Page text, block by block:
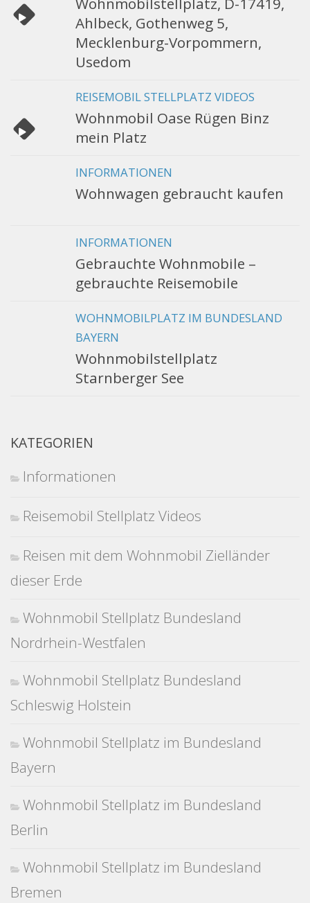
Ahlbeck, Gothenweg 5,
Mecklenburg-Vorpommern,
Usedom
REISEMOBIL STELLPLATZ VIDEOS
Wohnmobil Oase Rügen Binz
mein Platz
INFORMATIONEN
Wohnwagen gebraucht kaufen
INFORMATIONEN
Gebrauchte Wohnmobile –
gebrauchte Reisemobile
WOHNMOBILPLATZ IM BUNDESLAND
BAYERN
Wohnmobilstellplatz
Starnberger See
KATEGORIEN
Informationen
Reisemobil Stellplatz Videos
Reisen mit dem Wohnmobil Zielländer
dieser Erde
Wohnmobil Stellplatz Bundesland
Nordrhein-Westfalen
Wohnmobil Stellplatz Bundesland
Schleswig Holstein
Wohnmobil Stellplatz im Bundesland
Bayern
Wohnmobil Stellplatz im Bundesland
Berlin
Wohnmobil Stellplatz im Bundesland
Bremen